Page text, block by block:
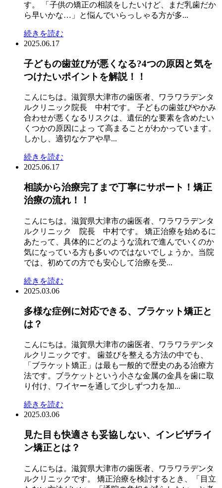
す。 「子供の矯正の相談をしたいけど、まだ乳歯だか
ら早いかな…」と悩んでいらっしゃる方が多...
続きを読む
2025.06.17
子どもの歯並びが悪くなる?4つの原因と気を
つけたいポイントを解説！！
こんにちは。滋賀県大津市の歯医者、ワラワラデンタ
ルクリニック院長 中村です。 子どもの歯並びやかみ
合わせが悪くなるリスクは、遺伝的な要素を含めたい
くつかの原因によっ て高まることがわかっています。
しかし、適切なケアや早...
続きを読む
2025.06.17
相談から治療完了まで丁寧にサポート！矯正
治療の流れ！！
こんにちは。滋賀県大津市の歯医者、ワラワラデンタ
ルクリニック 院長 中村です。 矯正治療を始めるに
あたって、具体的にどのような流れで進んでいくのか
気になっている方も多いのではないでしょうか。当院
では、初めての方でも安心して治療を受...
続きを読む
2025.03.06
多様な症例に対応できる、ブラケット矯正と
は？
こんにちは。滋賀県大津市の歯医者、ワラワラデンタ
ルクリニックです。 歯並びを整える方法の中でも、
「ブラケット矯正」は最も一般的で歴史のある治療方
法です。ブラケットという小さな金属の金具を歯に取
り付け、ワイヤーを通して少しずつ力を加...
続きを読む
2025.03.06
見た目も快適さも妥協しない、インビザライ
ン矯正とは？
こんにちは。滋賀県大津市の歯医者、ワラワラデンタ
ルクリニックです。 矯正治療を検討するとき、「目立